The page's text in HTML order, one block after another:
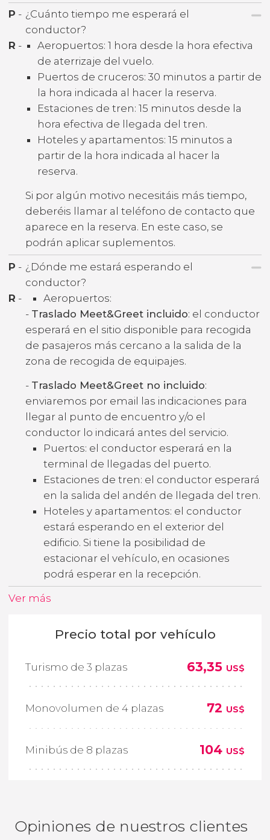
P - ¿Cuánto tiempo me esperará el
conductor?
R -
Aeropuertos: 1 hora desde la hora efectiva
de aterrizaje del vuelo.
Puertos de cruceros: 30 minutos a partir de
la hora indicada al hacer la reserva.
Estaciones de tren: 15 minutos desde la
hora efectiva de llegada del tren.
Hoteles y apartamentos: 15 minutos a
partir de la hora indicada al hacer la
reserva.
Si por algún motivo necesitáis más tiempo,
deberéis llamar al teléfono de contacto que
aparece en la reserva. En este caso, se
podrán aplicar suplementos.
P - ¿Dónde me estará esperando el
conductor?
R -
Aeropuertos:
- Traslado Meet&Greet incluido: el conductor
esperará en el sitio disponible para recogida
de pasajeros más cercano a la salida de la
zona de recogida de equipajes.
- Traslado Meet&Greet no incluido:
enviaremos por email las indicaciones para
llegar al punto de encuentro y/o el
conductor lo indicará antes del servicio.
Puertos: el conductor esperará en la
terminal de llegadas del puerto.
Estaciones de tren: el conductor esperará
en la salida del andén de llegada del tren.
Hoteles y apartamentos: el conductor
estará esperando en el exterior del
edificio. Si tiene la posibilidad de
estacionar el vehículo, en ocasiones
podrá esperar en la recepción.
Ver más
Precio total por vehículo
Turismo de 3 plazas 63,35 US$
Monovolumen de 4 plazas 72 US$
Minibús de 8 plazas 104 US$
Opiniones de nuestros clientes